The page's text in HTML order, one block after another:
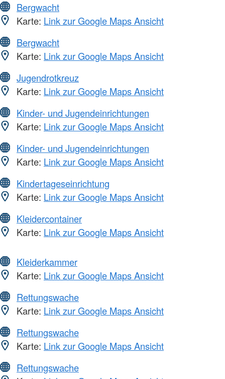
Bergwacht
Karte: Link zur Google Maps Ansicht
Bergwacht
Karte: Link zur Google Maps Ansicht
Jugendrotkreuz
Karte: Link zur Google Maps Ansicht
Kinder- und Jugendeinrichtungen
Karte: Link zur Google Maps Ansicht
Kinder- und Jugendeinrichtungen
Karte: Link zur Google Maps Ansicht
Kindertageseinrichtung
Karte: Link zur Google Maps Ansicht
Kleidercontainer
Karte: Link zur Google Maps Ansicht
Kleiderkammer
Karte: Link zur Google Maps Ansicht
Rettungswache
Karte: Link zur Google Maps Ansicht
Rettungswache
Karte: Link zur Google Maps Ansicht
Rettungswache